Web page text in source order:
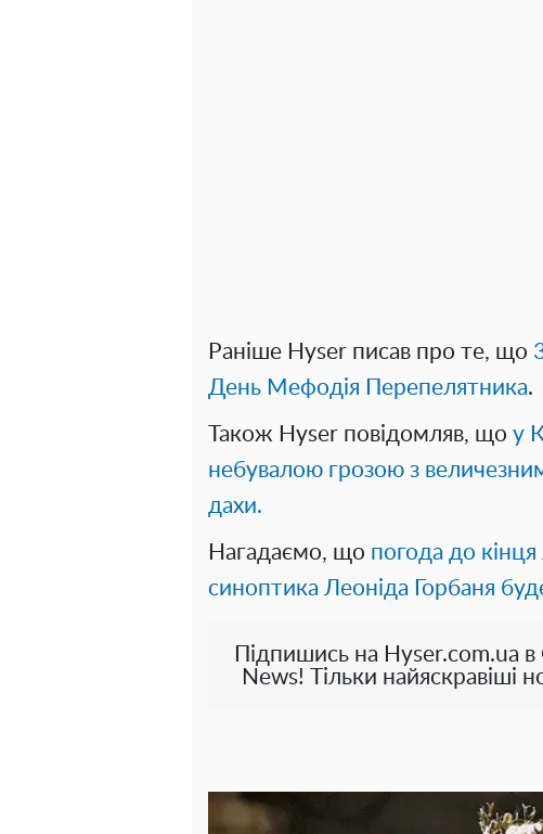
Раніше Hyser писав про те, що
День Мефодія Перепелятника.
Також Hyser повідомляв, що у
небувалою грозою з
дахи.
Нагадаємо, що погода до
синоптика Леоніда Горбаня
Підпишись на Hyser.com.ua в
News! Тільки найяскравіші